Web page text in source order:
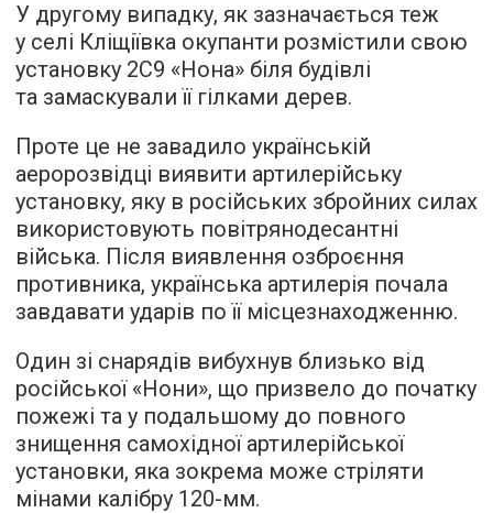
У другому випадку, як зазначається теж
у селі Кліщіївка окупанти розмістили свою
установку 2С9 «Нона» біля будівлі
та замаскували її гілками дерев.
Проте це не завадило українській
аеророзвідці виявити артилерійську
установку, яку в російських збройних силах
використовують повітрянодесантні
війська. Після виявлення озброєння
противника, українська артилерія почала
завдавати ударів по її місцезнаходженню.
Один зі снарядів вибухнув близько від
російської «Нони», що призвело до початку
пожежі та у подальшому до повного
знищення самохідної артилерійської
установки, яка зокрема може стріляти
мінами калібру 120-мм.